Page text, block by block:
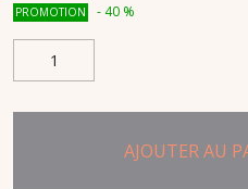
PROMOTION - 40 %
AJOUTER AU